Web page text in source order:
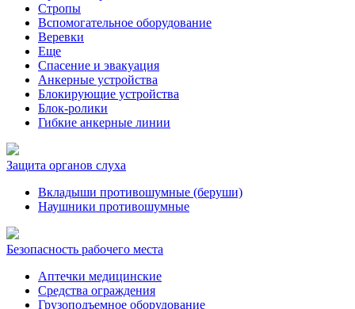
Стропы
Вспомогательное оборудование
Веревки
Еще
Спасение и эвакуация
Анкерные устройства
Блокирующие устройства
Блок-ролики
Гибкие анкерные линии
Защита органов слуха
Вкладыши противошумные (беруши)
Наушники противошумные
Безопасность рабочего места
Аптечки медицинские
Средства ограждения
Грузоподъемное оборудование